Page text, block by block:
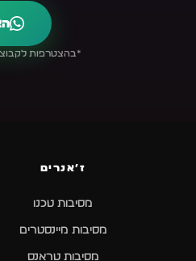
*בהצטרפות לקבוצה
ז׳אנרים
מסיבות טכנו
מסיבות מיינסטרים
מסיבות טראנס